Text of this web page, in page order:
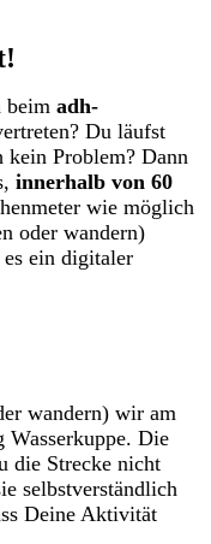
beim adh-
Du läufst
kein Problem? Dann
innerhalb von 60
wie möglich
oder wandern)
ein digitaler
wandern) wir am
Wasserkuppe. Die
die Strecke nicht
selbstverständlich
Deine Aktivität